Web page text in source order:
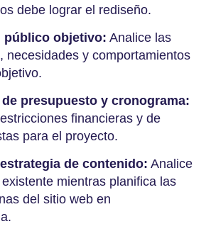
debe lograr el rediseño.
público objetivo: Analice las
necesidades y comportamientos
presupuesto y cronograma:
financieras y de
para el proyecto.
de contenido: Analice
mientras planifica las
del sitio web en